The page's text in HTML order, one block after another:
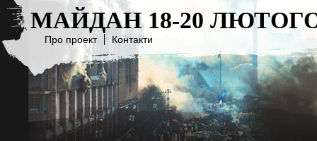
МАЙДАН 18-20
Про проект Контакти